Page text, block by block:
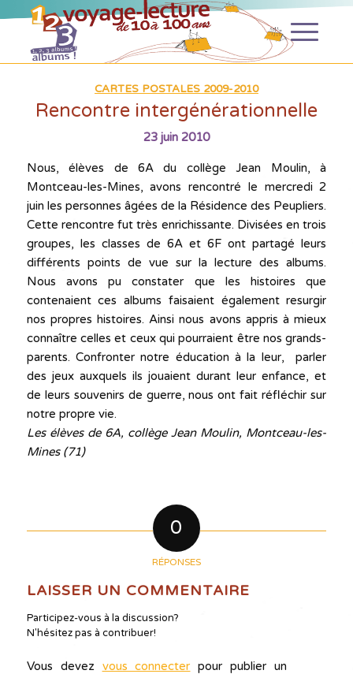
CARTES POSTALES 2009-2010
Rencontre intergénérationnelle
23 juin 2010
Nous, élèves de 6A du collège Jean Moulin, à
Montceau-les-Mines, avons rencontré le mercredi 2
juin les personnes âgées de la Résidence des Peupliers.
Cette rencontre fut très enrichissante. Divisées en trois
groupes, les classes de 6A et 6F ont partagé leurs
différents points de vue sur la lecture des albums.
Nous avons pu constater que les histoires que
contenaient ces albums faisaient également resurgir
nos propres histoires. Ainsi nous avons appris à mieux
connaître celles et ceux qui pourraient être nos grands-
parents. Confronter notre éducation à la leur, parler
des jeux auxquels ils jouaient durant leur enfance, et
de leurs souvenirs de guerre, nous ont fait réfléchir sur
notre propre vie.
Les élèves de 6A, collège Jean Moulin, Montceau-les-
Mines (71)
0
RÉPONSES
LAISSER UN COMMENTAIRE
Participez-vous à la discussion?
N'hésitez pas à contribuer!
Vous devez vous connecter pour publier un